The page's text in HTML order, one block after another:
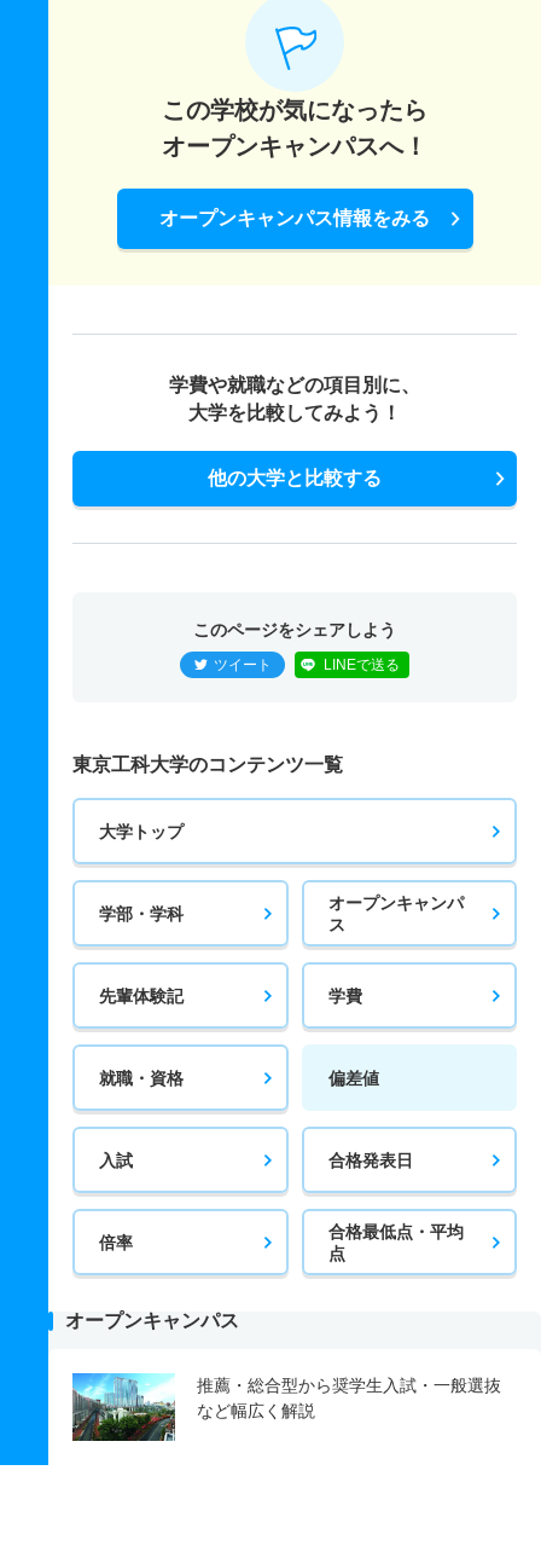
この学校が気になったら
オープンキャンパスへ！
オープンキャンパス情報をみる
学費や就職などの項目別に、
大学を比較してみよう！
他の大学と比較する
このページをシェアしよう
ツイート LINEで送る
東京工科大学のコンテンツ一覧
大学トップ
学部・学科
オープンキャンパ
ス
先輩体験記 学費
就職・資格 偏差値
入試 合格発表日
倍率
合格最低点・平均
点
オープンキャンパス
推薦・総合型から奨学生入試・一般選抜
など幅広く解説